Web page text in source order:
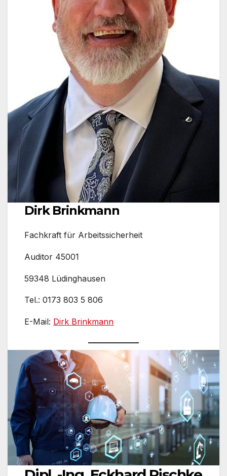
Dirk Brinkmann
Fachkraft für Arbeitssicherheit
Auditor 45001
59348 Lüdinghausen
Tel.: 0173 803 5 806
E-Mail: Dirk Brinkmann